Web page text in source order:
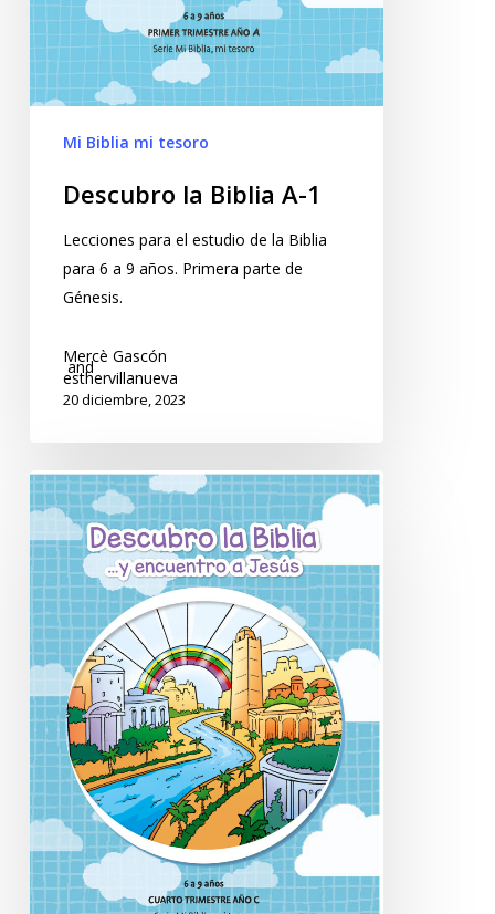
Mi Biblia mi tesoro
Descubro la Biblia A-1
Lecciones para el estudio de la Biblia
para 6 a 9 años. Primera parte de
Génesis.
Mercè Gascón
and
esthervillanueva
20 diciembre, 2023